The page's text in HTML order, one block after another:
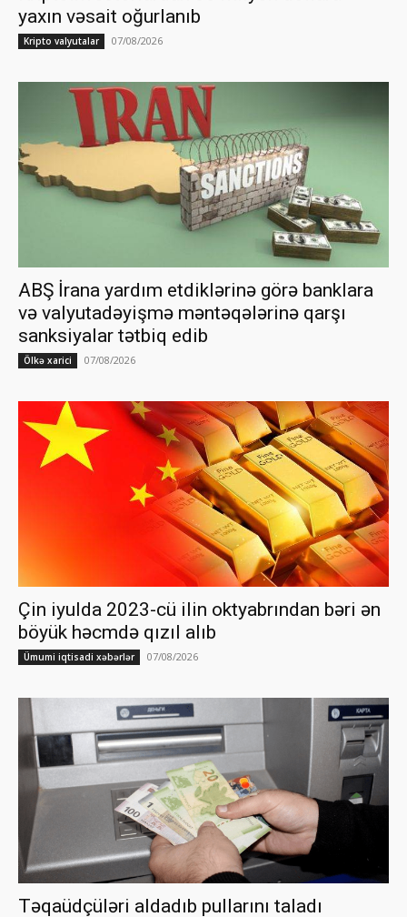
yaxın vəsait oğurlanıb
Kripto valyutalar 07/08/2026
ABŞ İrana yardım etdiklərinə görə banklara
və valyutadəyişmə məntəqələrinə qarşı
sanksiyalar tətbiq edib
Ölkə xarici 07/08/2026
Çin iyulda 2023-cü ilin oktyabrından bəri ən
böyük həcmdə qızıl alıb
Ümumi iqtisadi xəbərlər 07/08/2026
Təqaüdçüləri aldadıb pullarını taladı